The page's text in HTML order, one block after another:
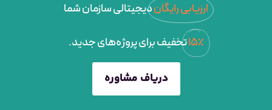
ارزیابی رایگاندیجیتالی سازمان شما
۱۵٪تخفیف برای پروژه‌های جدید.
دریاف مشاوره